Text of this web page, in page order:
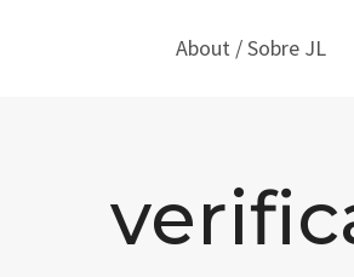
About / Sobre JL